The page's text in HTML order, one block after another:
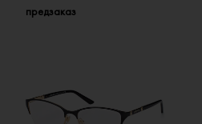
предзаказ